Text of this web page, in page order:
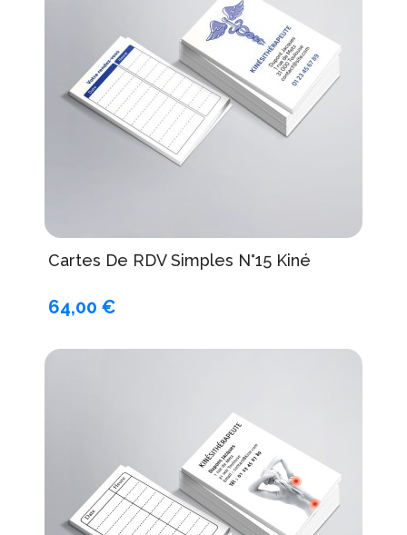
Cartes De RDV Simples N°15 Kiné
64,00 €